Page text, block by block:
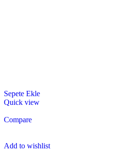
Sepete Ekle
Quick view
Compare
Add to wishlist